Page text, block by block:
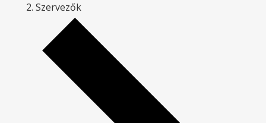
Szervezők